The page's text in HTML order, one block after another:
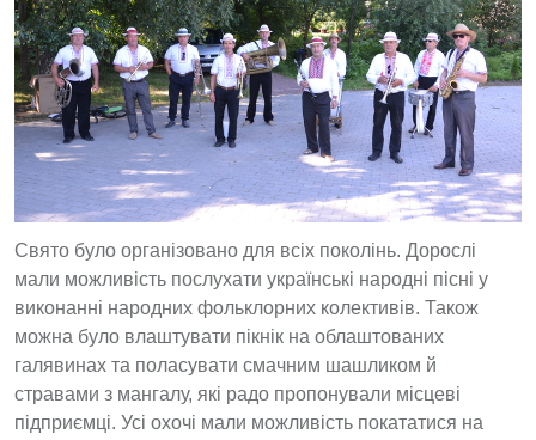
Свято було організовано для всіх поколінь. Дорослі
мали можливість послухати українські народні пісні у
виконанні народних фольклорних колективів. Також
можна було влаштувати пікнік на облаштованих
галявинах та поласувати смачним шашликом й
стравами з мангалу, які радо пропонували місцеві
підприємці. Усі охочі мали можливість покататися на